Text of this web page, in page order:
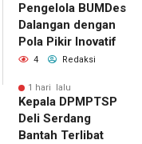
Pengelola BUMDes
Dalangan dengan
Pola Pikir Inovatif
4 Redaksi
1 hari lalu
Kepala DPMPTSP
Deli Serdang
Bantah Terlibat